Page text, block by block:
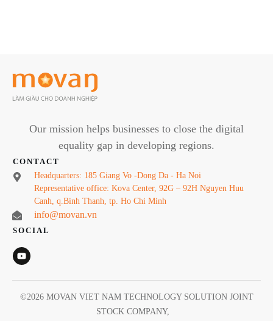
Our mission helps businesses to close the digital
equality gap in developing regions.
CONTACT
Headquarters: 185 Giang Vo -Dong Da - Ha Noi
Representative office: Kova Center, 92G – 92H Nguyen Huu
Canh, q.Binh Thanh, tp. Ho Chi Minh
info@movan.vn
SOCIAL
©2026 MOVAN VIET NAM TECHNOLOGY SOLUTION JOINT
STOCK COMPANY,